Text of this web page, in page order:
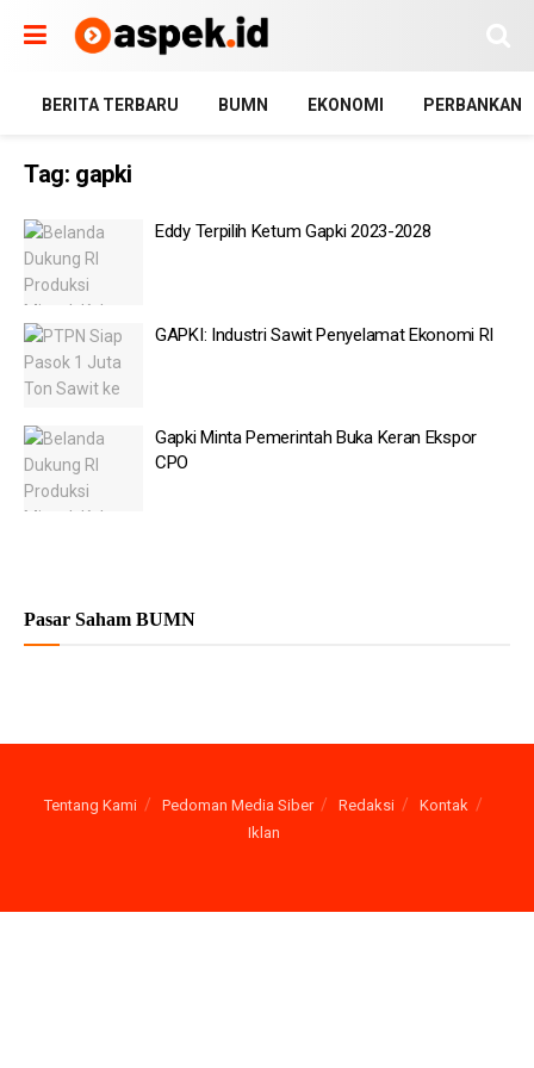
BERITA TERBARU BUMN EKONOMI PERBANKAN
Tag: gapki
Eddy Terpilih Ketum Gapki 2023-2028
GAPKI: Industri Sawit Penyelamat Ekonomi RI
Gapki Minta Pemerintah Buka Keran Ekspor
CPO
Pasar Saham BUMN
Tentang Kami Pedoman Media Siber Redaksi
Kontak
Iklan